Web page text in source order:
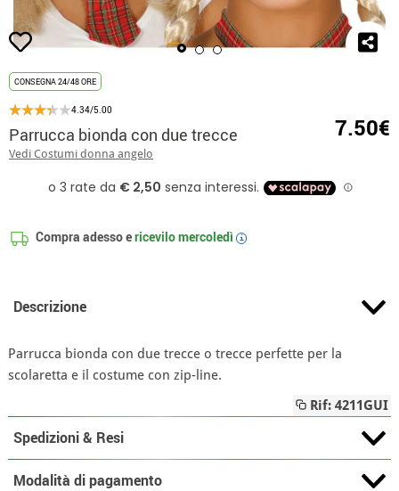
CONSEGNA 24/48 ORE
4.34/5.00
Parrucca bionda con due trecce
Vedi Costumi donna angelo
7.50€
Compra adesso ericevilomercoledì i
Descrizione
Parrucca bionda con due trecce o trecce perfette per la
scolaretta e il costume con zip-line.
Rif: 4211GUI
Spedizioni & Resi
Modalità di pagamento